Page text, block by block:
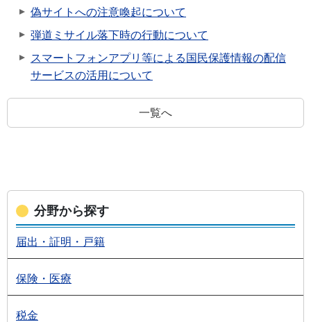
偽サイトへの注意喚起について
弾道ミサイル落下時の行動について
スマートフォンアプリ等による国民保護情報の配信
サービスの活用について
一覧へ
分野から探す
届出・証明・戸籍
保険・医療
税金